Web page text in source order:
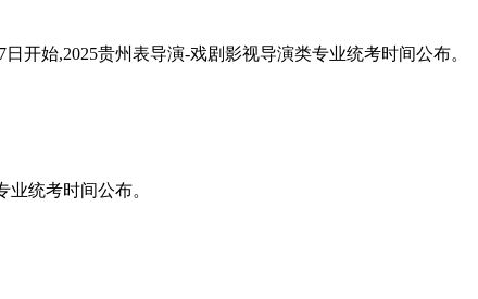
开始,2025贵州表导演-戏剧影视导演类专业统考时间公布。
统考时间公布。